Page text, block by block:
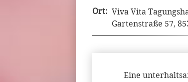
Ort: Viva Vita
Gartenstraße 57,
Eine